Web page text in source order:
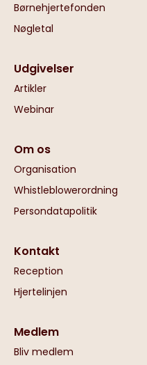
Børnehjertefonden
Nøgletal
Udgivelser
Artikler
Webinar
Om os
Organisation
Whistleblowerordning
Persondatapolitik
Kontakt
Reception
Hjertelinjen
Medlem
Bliv medlem